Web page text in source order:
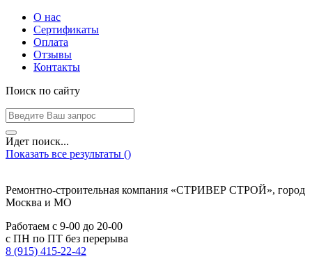
О нас
Сертификаты
Оплата
Отзывы
Контакты
Поиск по сайту
Идет поиск...
Показать все результаты ()
Ремонтно-строительная компания «СТРИВЕР СТРОЙ», город
Москва и МО
Работаем с 9-00 до 20-00
с ПН по ПТ без перерыва
8 (915) 415-22-42